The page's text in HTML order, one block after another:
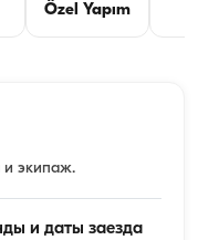
Özel Yapım
и экипаж.
и даты заезда